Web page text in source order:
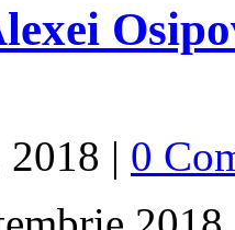
2018 | 0